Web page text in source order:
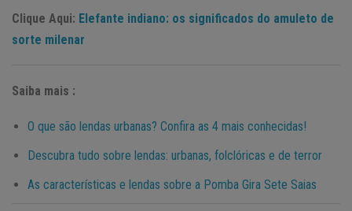
Clique Aqui: Elefante indiano: os significados do amuleto de
sorte milenar
Saiba mais :
O que são lendas urbanas? Confira as 4 mais conhecidas!
Descubra tudo sobre lendas: urbanas, folclóricas e de terror
As características e lendas sobre a Pomba Gira Sete Saias